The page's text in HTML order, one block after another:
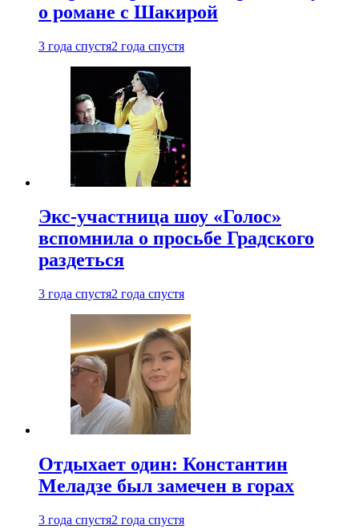
о романе с Шакирой
3 года спустя2 года спустя
Экс-участница шоу «Голос»
вспомнила о просьбе Градского
раздеться
3 года спустя2 года спустя
Отдыхает один: Константин
Меладзе был замечен в горах
3 года спустя2 года спустя